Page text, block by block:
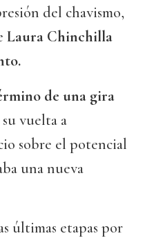
del chavismo,
Laura Chinchilla
de una gira
vuelta a
sobre el potencial
una nueva
últimas etapas por